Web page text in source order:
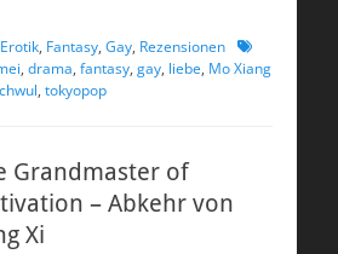
Erotik, Fantasy, Gay, Rezensionen Schlagworte
, drama, fantasy, gay, liebe, Mo Xiang
, tokyopop
Grandmaster of
– Abkehr von
Xi